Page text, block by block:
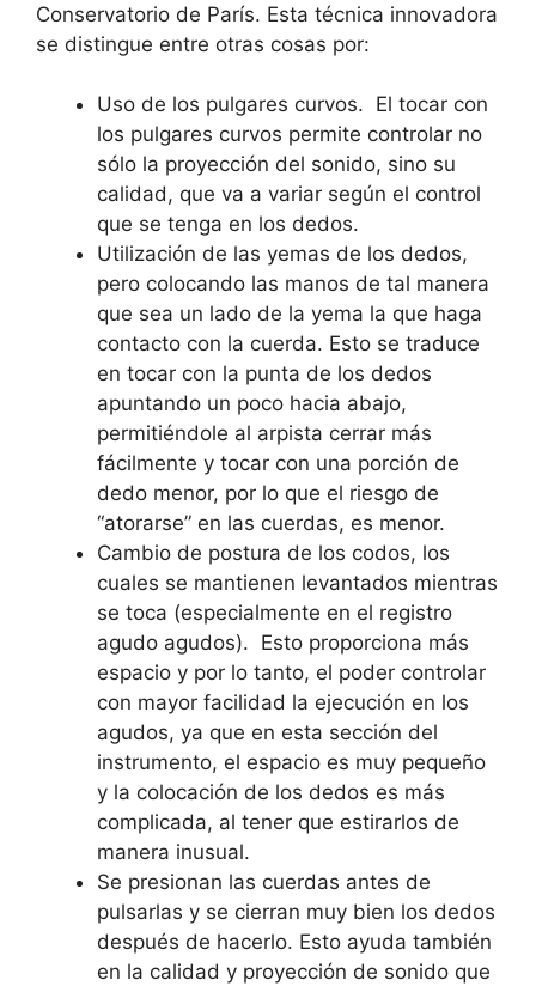
Conservatorio de París. Esta técnica innovadora
se distingue entre otras cosas por:
Uso de los pulgares curvos. El tocar con
los pulgares curvos permite controlar no
sólo la proyección del sonido, sino su
calidad, que va a variar según el control
que se tenga en los dedos.
Utilización de las yemas de los dedos,
pero colocando las manos de tal manera
que sea un lado de la yema la que haga
contacto con la cuerda. Esto se traduce
en tocar con la punta de los dedos
apuntando un poco hacia abajo,
permitiéndole al arpista cerrar más
fácilmente y tocar con una porción de
dedo menor, por lo que el riesgo de
“atorarse” en las cuerdas, es menor.
Cambio de postura de los codos, los
cuales se mantienen levantados mientras
se toca (especialmente en el registro
agudo agudos). Esto proporciona más
espacio y por lo tanto, el poder controlar
con mayor facilidad la ejecución en los
agudos, ya que en esta sección del
instrumento, el espacio es muy pequeño
y la colocación de los dedos es más
complicada, al tener que estirarlos de
manera inusual.
Se presionan las cuerdas antes de
pulsarlas y se cierran muy bien los dedos
después de hacerlo. Esto ayuda también
en la calidad y proyección de sonido que